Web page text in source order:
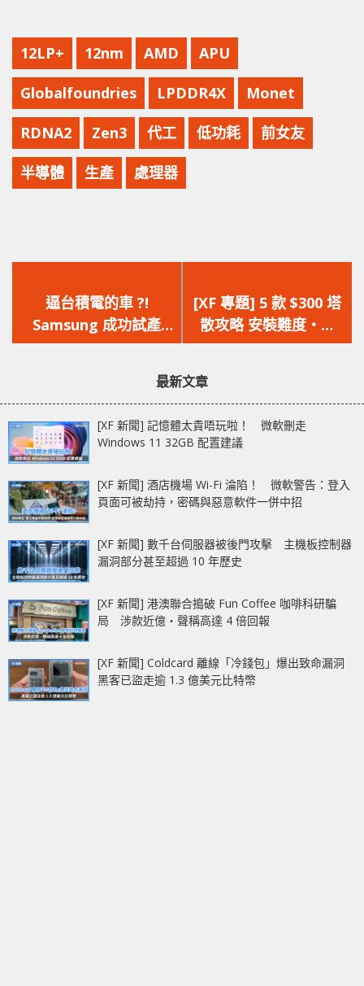
12LP+ 12nm AMD APU
Globalfoundries LPDDR4X Monet
RDNA2 Zen3 代工 低功耗 前女友
半導體 生產 處理器
一
篇
文
逼台積電的車 ?!
Samsung 成功試產
3nm GAA 晶片，邁出
一
篇
文
[XF 專題] 5 款 $300 塔
散攻略 安裝難度‧風
扇‧散熱效能全面測試
最新文章
[XF 新聞] 記憶體太貴唔玩啦！ 微軟刪走
Windows 11 32GB 配置建議
[XF 新聞] 酒店機場 Wi-Fi 淪陷！ 微軟警告：登入
頁面可被劫持，密碼與惡意軟件一併中招
[XF 新聞] 數千台伺服器被後門攻擊 主機板控制器
漏洞部分甚至超過 10 年歷史
[XF 新聞] 港澳聯合搗破 Fun Coffee 咖啡科研騙
局 涉款近億‧聲稱高達 4 倍回報
[XF 新聞] Coldcard 離線「冷錢包」爆出致命漏洞
黑客已盜走逾 1.3 億美元比特幣